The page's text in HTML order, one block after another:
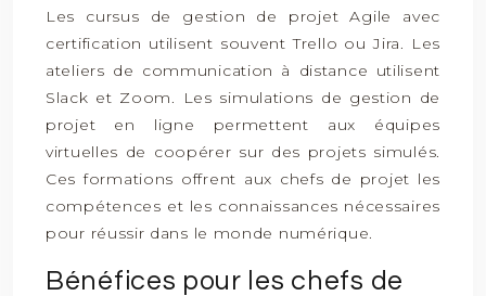
Les cursus de gestion de projet Agile avec
certification utilisent souvent Trello ou Jira. Les
ateliers de communication à distance utilisent
Slack et Zoom. Les simulations de gestion de
projet en ligne permettent aux équipes
virtuelles de coopérer sur des projets simulés.
Ces formations offrent aux chefs de projet les
compétences et les connaissances nécessaires
pour réussir dans le monde numérique.
Bénéfices pour les chefs de